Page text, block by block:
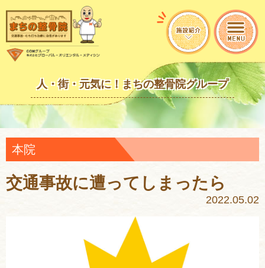
人・街・元気に！まちの整骨院グループ
本院
交通事故に遭ってしまったら
2022.05.02